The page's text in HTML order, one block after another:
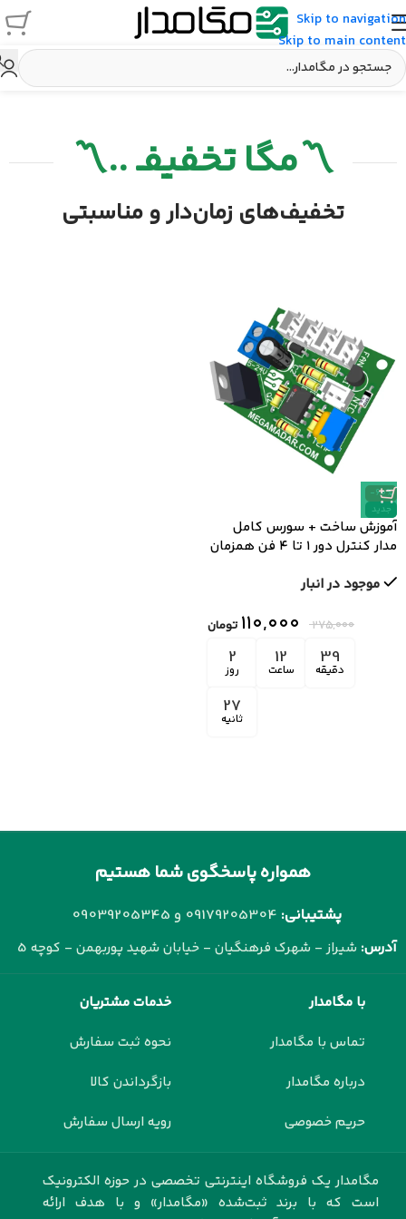
Skip to navigation
Skip to main content
〽️مگا تخفیفـ ..〽️
تخفیف‌های ‌زمان‌دار و مناسبتی
-60%
جدید
آموزش ساخت + سورس کامل
مدار کنترل دور ۱ تا ۴ فن همزمان
موجود در انبار
۲۷۵,۰۰۰ ۱۱۰,۰۰۰ تومان
2
روز
12
ساعت
39
دقیقه
27
ثانیه
همواره پاسخگوی شما هستیم
پشتیبانی: 09179205304 و 09039205345
آدرس: شیراز - شهرک فرهنگیان - خیابان شهید پوربهمن - کوچه 5
با مگامدار
تماس با مگامدار
درباره مگامدار
حریم خصوصی
خدمات مشتریان
نحوه ثبت سفارش
بازگرداندن کالا
رویه ارسال سفارش
مگامدار یک فروشگاه اینترنتی تخصصی در حوزه الکترونیک
است که با برند ثبت‌شده «مگامدار» و با هدف ارائه